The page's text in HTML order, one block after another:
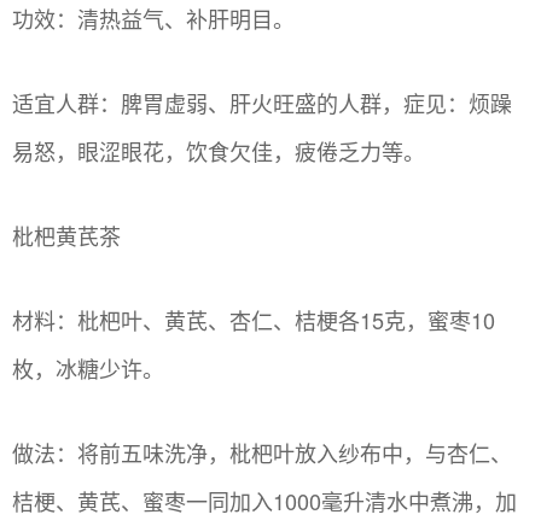
功效：清热益气、补肝明目。
适宜人群：脾胃虚弱、肝火旺盛的人群，症见：烦躁
易怒，眼涩眼花，饮食欠佳，疲倦乏力等。
枇杷黄芪茶
材料：枇杷叶、黄芪、杏仁、桔梗各15克，蜜枣10
枚，冰糖少许。
做法：将前五味洗净，枇杷叶放入纱布中，与杏仁、
桔梗、黄芪、蜜枣一同加入1000毫升清水中煮沸，加